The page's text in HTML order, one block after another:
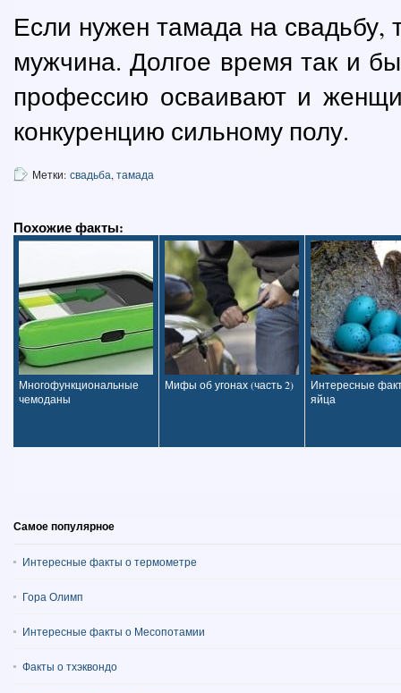
Если нужен тамада на
мужчина. Долгое время так и
профессию осваивают и
конкуренцию сильному полу.
Метки: свадьба, тамада
Похожие факты:
Многофункциональные
чемоданы
Мифы об угонах (часть 2)
Интересные
яйца
Самое популярное
Интересные факты о термометре
Гора Олимп
Интересные факты о Месопотамии
Факты о тхэквондо